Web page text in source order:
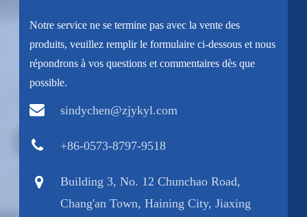
Notre service ne se termine pas avec la vente des
produits, veuillez remplir le formulaire ci-dessous et nous
répondrons à vos questions et commentaires dès que
possible.
sindychen@zjykyl.com
+86-0573-8797-9518
Building 3, No. 12 Chunchao Road,
Chang'an Town, Haining City, Jiaxing